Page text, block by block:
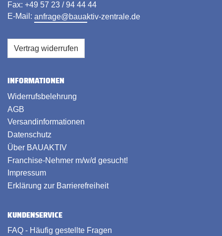
Fax: +49 57 23 / 94 44 44
E-Mail: anfrage@bauaktiv-zentrale.de
Vertrag widerrufen
INFORMATIONEN
Widerrufsbelehrung
AGB
Versandinformationen
Datenschutz
Über BAUAKTIV
Franchise-Nehmer m/w/d gesucht!
Impressum
Erklärung zur Barrierefreiheit
KUNDENSERVICE
FAQ - Häufig gestellte Fragen